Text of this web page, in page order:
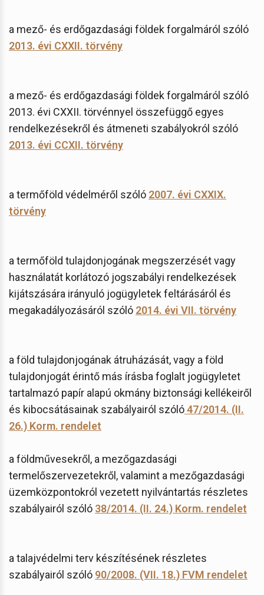
a mező- és erdőgazdasági földek forgalmáról szóló
2013. évi CXXII. törvény
a mező- és erdőgazdasági földek forgalmáról szóló
2013. évi CXXII. törvénnyel összefüggő egyes
rendelkezésekről és átmeneti szabályokról szóló
2013. évi CCXII. törvény
a termőföld védelméről szóló 2007. évi CXXIX.
törvény
a termőföld tulajdonjogának megszerzését vagy
használatát korlátozó jogszabályi rendelkezések
kijátszására irányuló jogügyletek feltárásáról és
megakadályozásáról szóló 2014. évi VII. törvény
a föld tulajdonjogának átruházását, vagy a föld
tulajdonjogát érintő más írásba foglalt jogügyletet
tartalmazó papír alapú okmány biztonsági kellékeiről
és kibocsátásainak szabályairól szóló47/2014. (II.
26.) Korm. rendelet
a földművesekről, a mezőgazdasági
termelőszervezetekről, valamint a mezőgazdasági
üzemközpontokról vezetett nyilvántartás részletes
szabályairól szóló 38/2014. (II. 24.) Korm. rendelet
a talajvédelmi terv készítésének részletes
szabályairól szóló 90/2008. (VII. 18.) FVM rendelet